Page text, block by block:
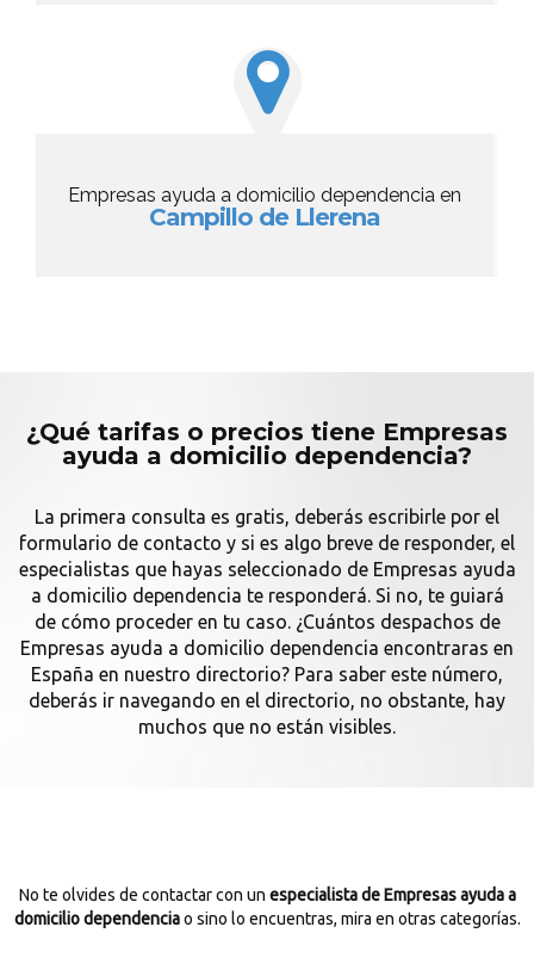
Empresas ayuda a domicilio dependencia en
Campillo de Llerena
¿Qué tarifas o precios tiene Empresas
ayuda a domicilio dependencia?
La primera consulta es gratis, deberás escribirle por el
formulario de contacto y si es algo breve de responder, el
especialistas que hayas seleccionado de Empresas ayuda
a domicilio dependencia te responderá. Si no, te guiará
de cómo proceder en tu caso. ¿Cuántos despachos de
Empresas ayuda a domicilio dependencia encontraras en
España en nuestro directorio? Para saber este número,
deberás ir navegando en el directorio, no obstante, hay
muchos que no están visibles.
No te olvides de contactar con un especialista de Empresas ayuda a
domicilio dependenciao sino lo encuentras, mira en otras categorías.